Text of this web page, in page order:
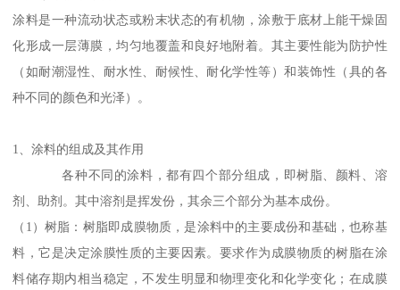
涂料是一种流动状态或粉末状态的有机物，涂敷于底材上能干燥固
化形成一层薄膜，均匀地覆盖和良好地附着。其主要性能为防护性
（如耐潮湿性、耐水性、耐候性、耐化学性等）和装饰性（具的各
种不同的颜色和光泽）。
1、涂料的组成及其作用
各种不同的涂料，都有四个部分组成，即树脂、颜料、溶
剂、助剂。其中溶剂是挥发份，其余三个部分为基本成份。
（1）树脂：树脂即成膜物质，是涂料中的主要成份和基础，也称基
料，它是决定涂膜性质的主要因素。要求作为成膜物质的树脂在涂
料储存期内相当稳定，不发生明显和物理变化和化学变化；在成膜